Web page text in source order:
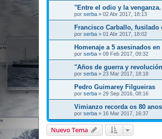
"Entre el odio y la
por serba » 02 Abr 2017, 18:13
Francisco Carballo, fusilado
por serba » 01 Abr 2017, 18:02
Homenaje a 5 asesinados
por serba » 09 Feb 2017, 09:32
"Años de guerra y
por serba » 23 Mar 2017, 18:18
Pedro Guimarey Filgueiras
por serba » 29 Sep 2016, 08:16
Vimianzo recorda os 80
por serba » 16 Mar 2017, 16:37
Nuevo Tema